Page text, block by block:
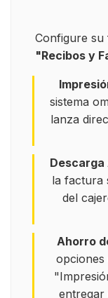
Configure su
"Recibos y
sistema
lanza
la factura
del
Ahorro
opciones
entregar